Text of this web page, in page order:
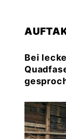
Bei